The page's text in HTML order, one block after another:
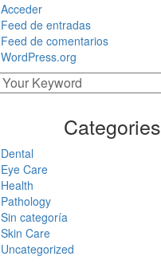
Acceder
Feed de entradas
Feed de comentarios
WordPress.org
Categories
Dental
Eye Care
Health
Pathology
Sin categoría
Skin Care
Uncategorized